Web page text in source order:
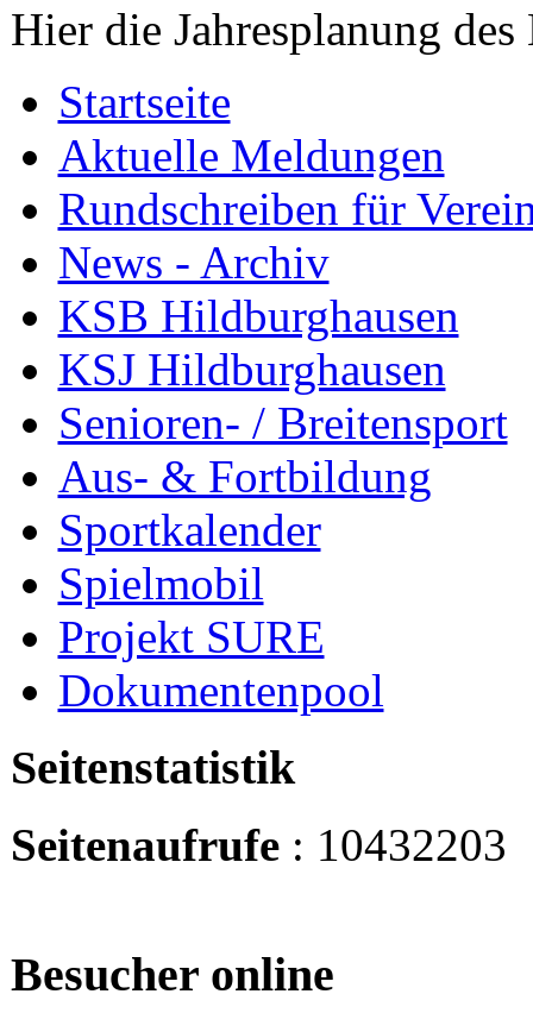
Hier die Jahresplanung
Startseite
Aktuelle Meldungen
Rundschreiben für
News - Archiv
KSB Hildburghausen
KSJ Hildburghausen
Senioren- / Breitensport
Aus- & Fortbildung
Sportkalender
Spielmobil
Projekt SURE
Dokumentenpool
Seitenstatistik
Seitenaufrufe: 10432203
Besucher online